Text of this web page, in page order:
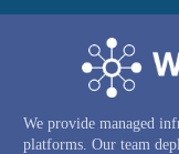
We provide managed
platforms. Our team